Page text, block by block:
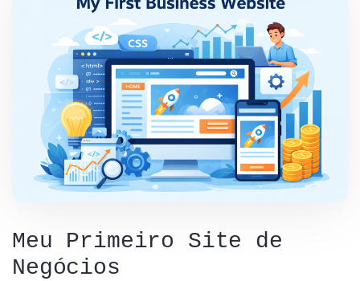
Meu Primeiro Site de
Negócios